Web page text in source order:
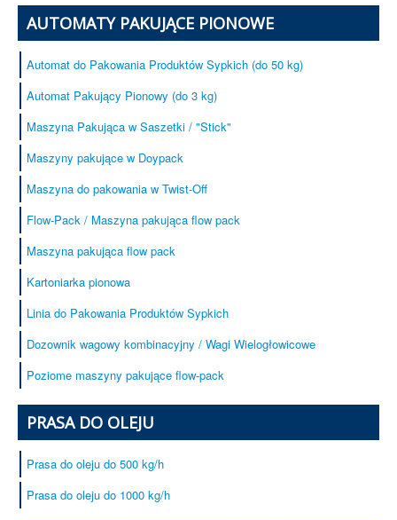
AUTOMATY PAKUJĄCE PIONOWE
Automat do Pakowania Produktów Sypkich (do 50 kg)
Automat Pakujący Pionowy (do 3 kg)
Maszyna Pakująca w Saszetki / "Stick"
Maszyny pakujące w Doypack
Maszyna do pakowania w Twist-Off
Flow-Pack / Maszyna pakująca flow pack
Maszyna pakująca flow pack
Kartoniarka pionowa
Linia do Pakowania Produktów Sypkich
Dozownik wagowy kombinacyjny / Wagi Wielogłowicowe
Poziome maszyny pakujące flow-pack
PRASA DO OLEJU
Prasa do oleju do 500 kg/h
Prasa do oleju do 1000 kg/h